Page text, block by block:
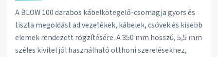
A BLOW 100 darabos kábelkötegelő-csomagja gyors és
tiszta megoldást ad vezetékek, kábelek, csövek és kisebb
elemek rendezett rögzítésére. A 350 mm hosszú, 5,5 mm
széles kivitel jól használható otthoni szerelésekhez,